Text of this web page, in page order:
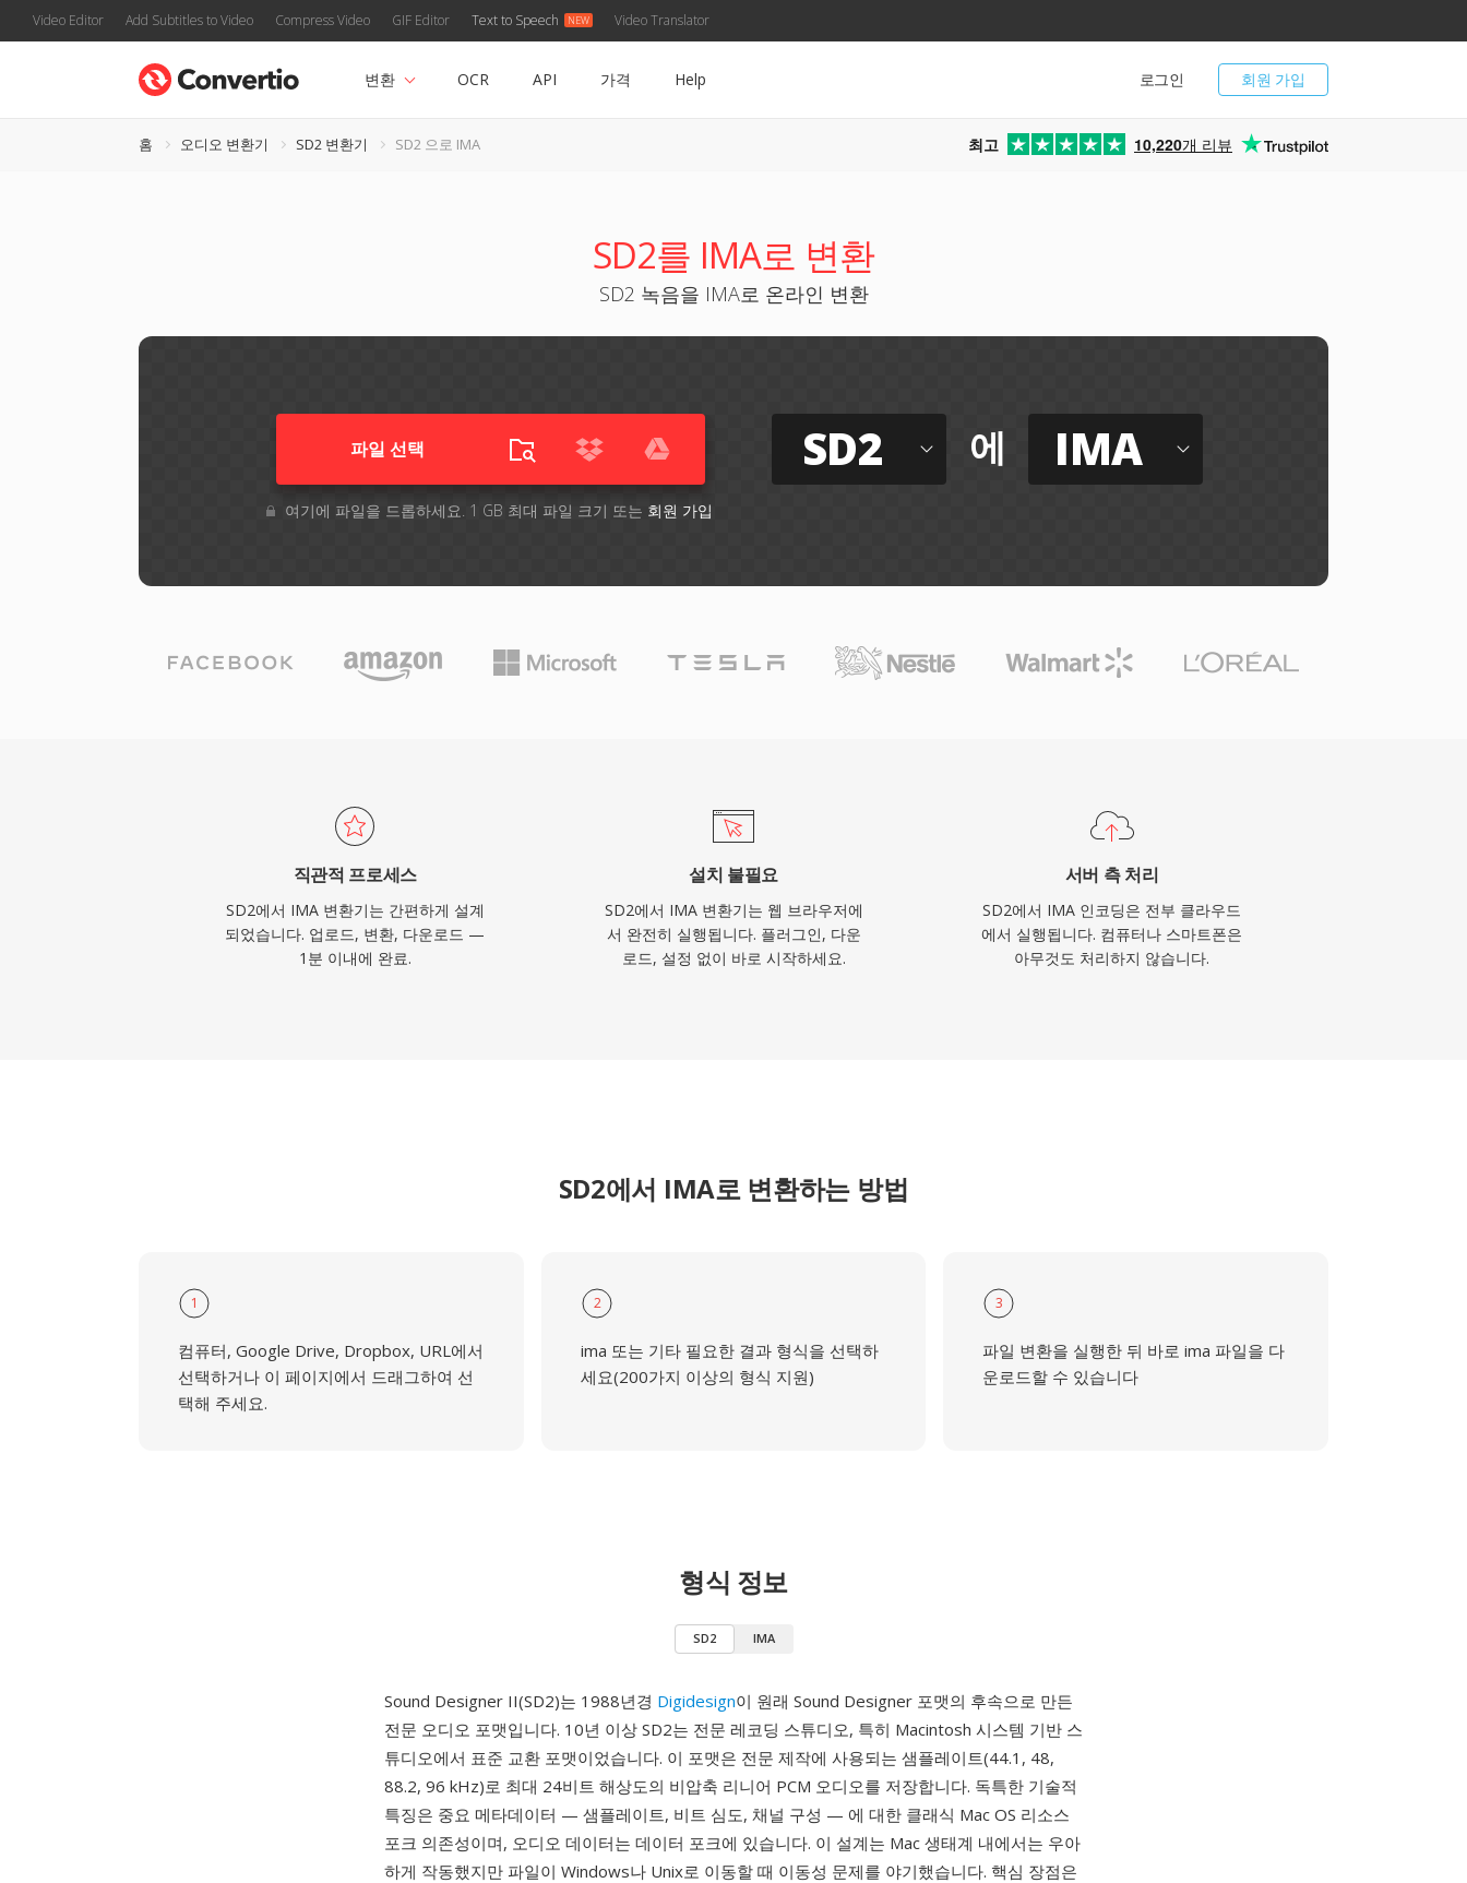
Video Editor Add Subtitles to Video Compress Video GIF Editor Text to Speech Video Translator
회원 가입
로그인
변환 OCR API 가격 Help
홈 오디오 변환기 SD2 변환기 SD2 으로 IMA 최고 10,220개 리뷰
SD2를 IMA로 변환
SD2 녹음을 IMA로 온라인 변환
파일 선택
여기에 파일을 드롭하세요. 1 GB 최대 파일 크기 또는 회원 가입
SD2 에 IMA
직관적 프로세스
SD2에서 IMA 변환기는 간편하게 설계
되었습니다. 업로드, 변환, 다운로드 —
1분 이내에 완료.
설치 불필요
SD2에서 IMA 변환기는 웹 브라우저에
서 완전히 실행됩니다. 플러그인, 다운
로드, 설정 없이 바로 시작하세요.
서버 측 처리
SD2에서 IMA 인코딩은 전부 클라우드
에서 실행됩니다. 컴퓨터나 스마트폰은
아무것도 처리하지 않습니다.
SD2에서 IMA로 변환하는 방법
1
컴퓨터, Google Drive, Dropbox, URL에서
선택하거나 이 페이지에서 드래그하여 선
택해 주세요.
2
ima 또는 기타 필요한 결과 형식을 선택하
세요(200가지 이상의 형식 지원)
3
파일 변환을 실행한 뒤 바로 ima 파일을 다
운로드할 수 있습니다
형식 정보
SD2 IMA
Sound Designer II(SD2)는 1988년경 Digidesign이 원래 Sound Designer 포맷의 후속으로 만든
전문 오디오 포맷입니다. 10년 이상 SD2는 전문 레코딩 스튜디오, 특히 Macintosh 시스템 기반 스
튜디오에서 표준 교환 포맷이었습니다. 이 포맷은 전문 제작에 사용되는 샘플레이트(44.1, 48,
88.2, 96 kHz)로 최대 24비트 해상도의 비압축 리니어 PCM 오디오를 저장합니다. 독특한 기술적
특징은 중요 메타데이터 — 샘플레이트, 비트 심도, 채널 구성 — 에 대한 클래식 Mac OS 리소스
포크 의존성이며, 오디오 데이터는 데이터 포크에 있습니다. 이 설계는 Mac 생태계 내에서는 우아
하게 작동했지만 파일이 Windows나 Unix로 이동할 때 이동성 문제를 야기했습니다. 핵심 장점은